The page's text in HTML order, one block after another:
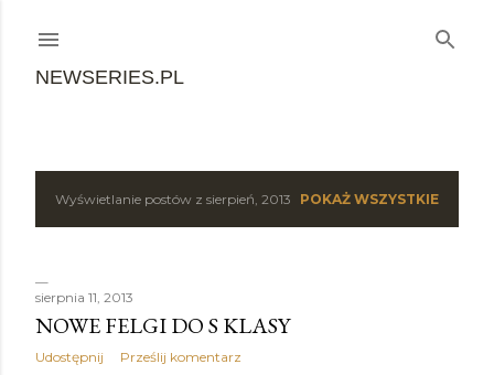
NEWSERIES.PL
P
s
t
Wyświetlanie postów z sierpień, 2013 POKAŻ WSZYSTKIE
sierpnia 11, 2013
NOWE FELGI DO S KLASY
Udostępnij Prześlij komentarz